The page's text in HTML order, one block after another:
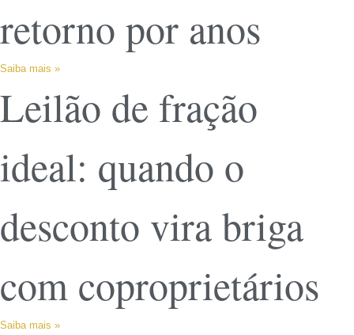
retorno por anos
Saiba mais »
Leilão de fração
ideal: quando o
desconto vira briga
com coproprietários
Saiba mais »